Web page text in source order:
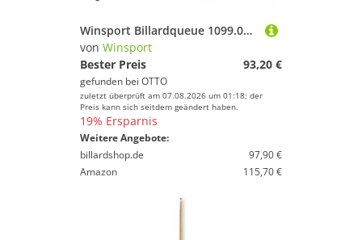
Winsport Billardqueue 1099.05 Queue Neon-Star NS-5 Pool Queue grün
von Winsport
Bester Preis
93,20 €
gefunden bei OTTO
zuletzt überprüft am 07.08.2026 um 01:18; der
Preis kann sich seitdem geändert haben.
19% Ersparnis
Weitere Angebote:
billardshop.de
97,90 €
Amazon
115,70 €